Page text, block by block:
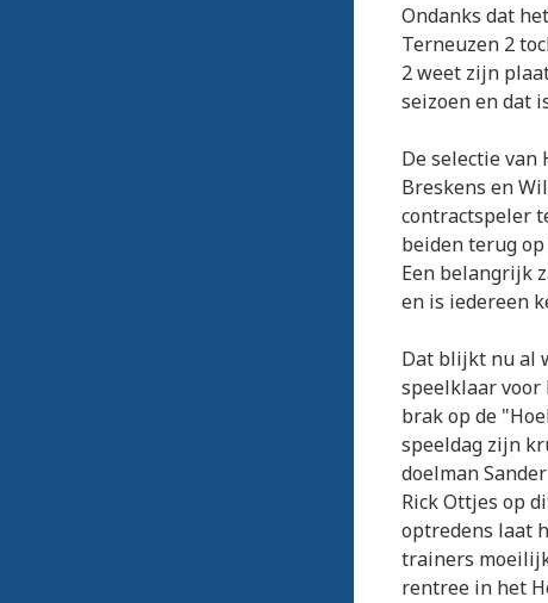
Ondanks dat
Terneuzen 2
2 weet zijn
seizoen en dat
De selectie van
Breskens en
contractspeler
beiden terug
Een belangrijk
en is iedereen
Dat blijkt nu al
speelklaar voor
brak op de
speeldag zijn
doelman
Rick Ottjes op
optredens laat
trainers
rentree in het